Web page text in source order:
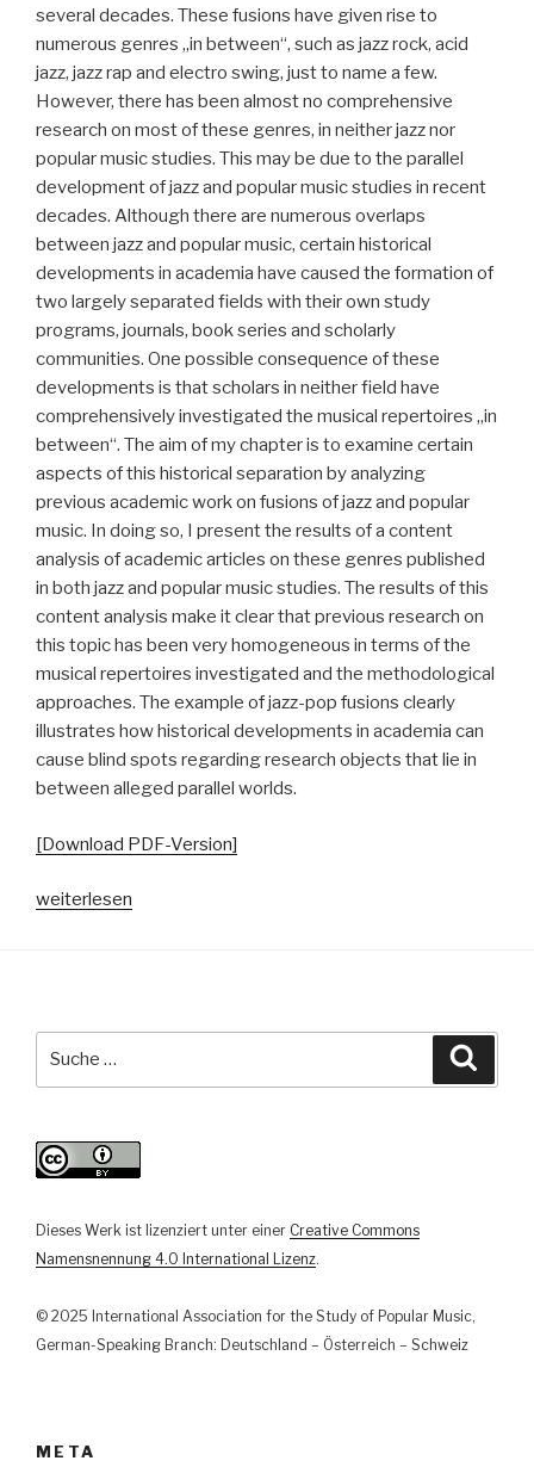
several decades. These fusions have given rise to
numerous genres „in between“, such as jazz rock, acid
jazz, jazz rap and electro swing, just to name a few.
However, there has been almost no comprehensive
research on most of these genres, in neither jazz nor
popular music studies. This may be due to the parallel
development of jazz and popular music studies in recent
decades. Although there are numerous overlaps
between jazz and popular music, certain historical
developments in academia have caused the formation of
two largely separated fields with their own study
programs, journals, book series and scholarly
communities. One possible consequence of these
developments is that scholars in neither field have
comprehensively investigated the musical repertoires „in
between“. The aim of my chapter is to examine certain
aspects of this historical separation by analyzing
previous academic work on fusions of jazz and popular
music. In doing so, I present the results of a content
analysis of academic articles on these genres published
in both jazz and popular music studies. The results of this
content analysis make it clear that previous research on
this topic has been very homogeneous in terms of the
musical repertoires investigated and the methodological
approaches. The example of jazz-pop fusions clearly
illustrates how historical developments in academia can
cause blind spots regarding research objects that lie in
between alleged parallel worlds.
[Download PDF-Version]
„Zwischen
von
Jazz-
weiterlesen
Dieses Werk ist lizenziert unter einer Creative Commons
Namensnennung 4.0 International Lizenz.
© 2025 International Association for the Study of Popular Music,
German-Speaking Branch: Deutschland – Österreich – Schweiz
META